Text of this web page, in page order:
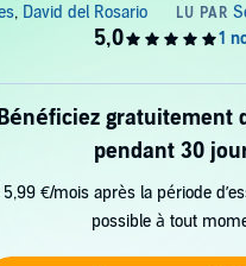
Bénéficiez gratuitement
pendant 30
5,99 €/mois après la période
possible à tout